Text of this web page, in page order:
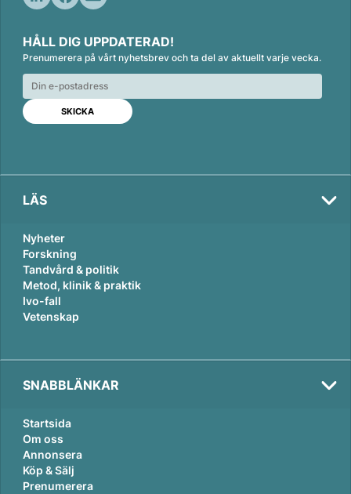
n
k
e
d
n
c
e
b
o
o
k
a
i
l
HÅLL DIG UPPDATERAD!
Prenumerera på vårt nyhetsbrev och ta del av aktuellt varje vecka.
LÄS
Nyheter
Forskning
Tandvård & politik
Metod, klinik & praktik
Ivo-fall
Vetenskap
SNABBLÄNKAR
Startsida
Om oss
Annonsera
Köp & Sälj
Prenumerera